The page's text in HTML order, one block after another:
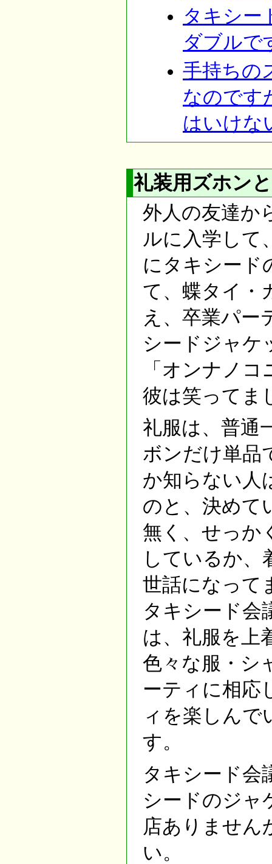
タキシー
ダブルで
手持ちの
なのです
はいけな
礼装用ズホン
外人の友達か
ルに入学して
にタキシード
て、蝶タイ・
え、卒業パー
シードジャケ
「オンナノ
彼は笑ってま
礼服は、普通
ボンだけ単品
か知らない人
のと、決めて
無く、せっか
しているか、
世話になって
タキシード会
は、礼服を上
色々な服・シ
ーティに相応
ィを楽しんで
す。
タキシード会
シードのジャ
店ありません
い。